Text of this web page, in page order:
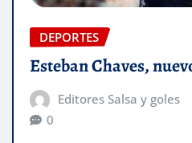
DEPORTES
Esteban Chaves,
Editores Salsa y goles
0